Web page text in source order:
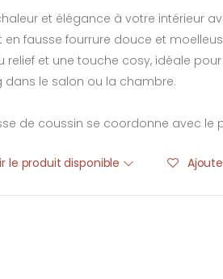
et élégance à votre intérieur
en fausse fourrure douce et
relief et une touche cosy, idéale
dans le salon ou la chambre.
de coussin se coordonne avec le
le produit disponible